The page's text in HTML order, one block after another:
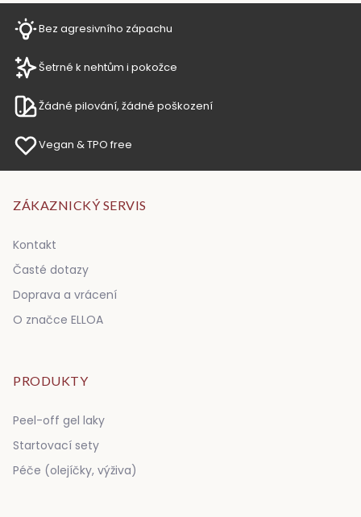
Bez agresivního zápachu
Šetrné k nehtům i pokožce
Žádné pilování, žádné poškození
Vegan & TPO free
ZÁKAZNICKÝ SERVIS
Kontakt
Časté dotazy
Doprava a vrácení
O značce ELLOA
PRODUKTY
Peel-off gel laky
Startovací sety
Péče (olejíčky, výživa)